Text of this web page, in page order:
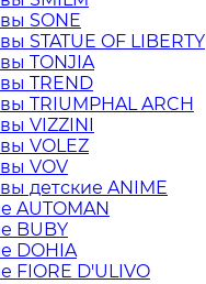
SONE
STATUE OF LIBERTY
TONJIA
TREND
TRIUMPHAL ARCH
VIZZINI
VOLEZ
VOV
детские ANIME
AUTOMAN
BUBY
DOHIA
FIORE D'ULIVO